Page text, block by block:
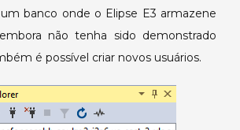
banco onde o Elipse E3 armazene
não tenha sido demonstrado
é possível criar novos usuários.